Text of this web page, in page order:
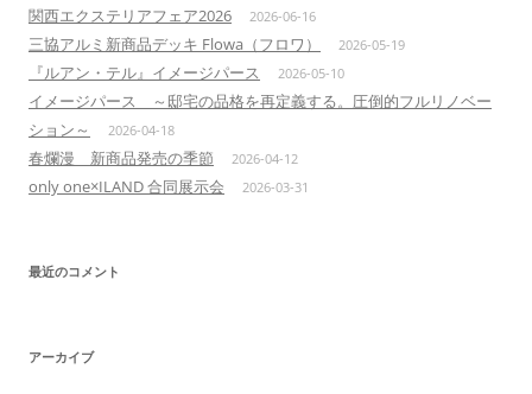
関西エクステリアフェア2026 2026-06-16
三協アルミ新商品デッキ Flowa（フロワ） 2026-05-19
『ルアン・テル』イメージパース 2026-05-10
イメージパース ～邸宅の品格を再定義する。圧倒的フルリノベー
ション～
2026-04-18
春爛漫 新商品発売の季節 2026-04-12
only one×ILAND 合同展示会 2026-03-31
最近のコメント
アーカイブ